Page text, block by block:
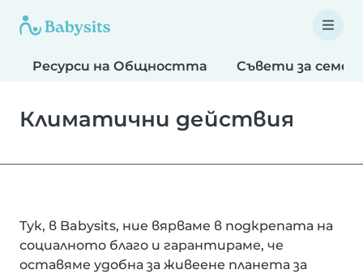
Ресурси на Общността Съвети за
Климатични действия
Тук, в Babysits, ние вярваме в подкрепата на
социалното благо и гарантираме, че
оставяме удобна за живеене планета за